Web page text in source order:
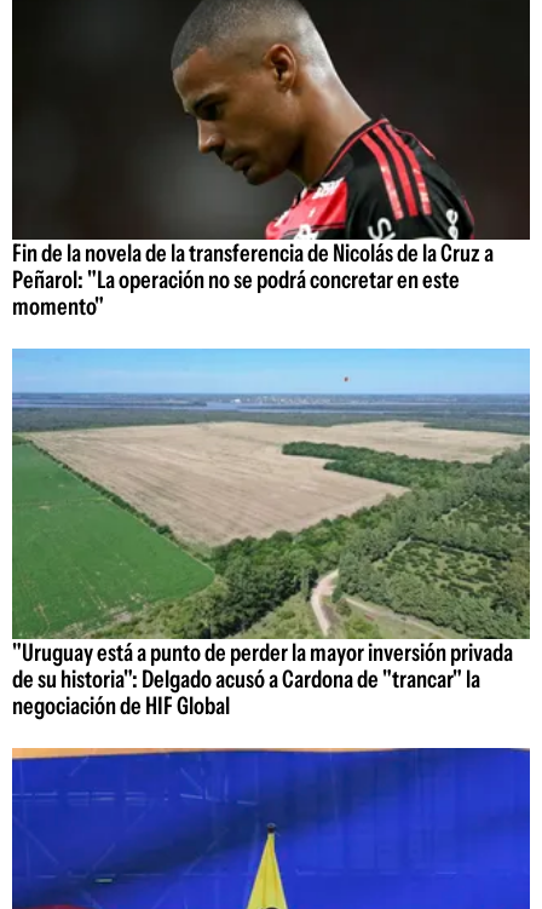
Fin de la novela de la transferencia de Nicolás de la Cruz a
Peñarol: "La operación no se podrá concretar en este
momento"
"Uruguay está a punto de perder la mayor inversión privada
de su historia": Delgado acusó a Cardona de "trancar" la
negociación de HIF Global